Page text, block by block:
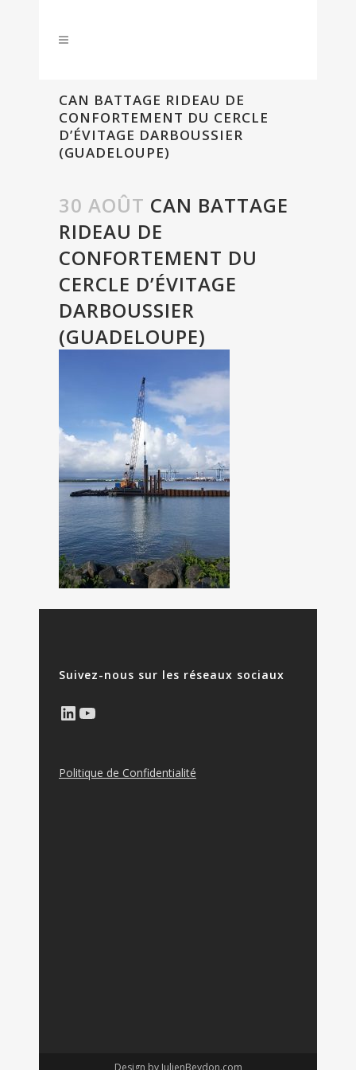
CAN BATTAGE RIDEAU DE
CONFORTEMENT DU CERCLE
D’ÉVITAGE DARBOUSSIER
(GUADELOUPE)
30 AOÛT CAN BATTAGE
RIDEAU DE
CONFORTEMENT DU
CERCLE D’ÉVITAGE
DARBOUSSIER
(GUADELOUPE)
Suivez-nous sur les réseaux sociaux
LinkedIn
YouTube
Politique de Confidentialité
Design by JulienBeydon.com